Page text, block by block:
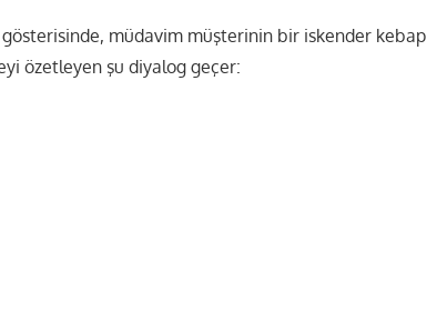
gösterisinde, müdavim müşterinin bir iskender kebap
özetleyen şu diyalog geçer: